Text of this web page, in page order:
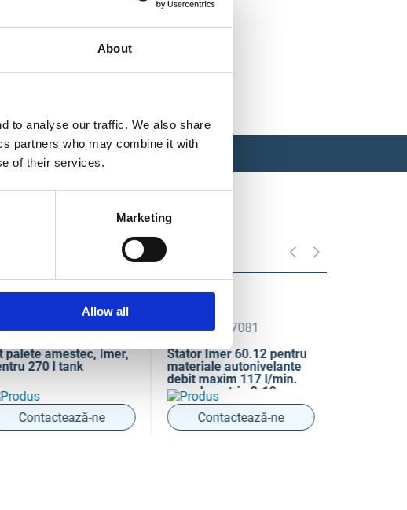
About
to analyse our traffic. We also share
partners who may combine it with
of their services.
Marketing
Allow all
IM1107062
palete amestec, Imer,
270 l tank
Contactează-ne
COD IM1107081
Stator Imer 60.12 pentru
materiale autonivelante
debit maxim 117 l/min.
granulometrie 8-10 mm
presiune maxima 20bar
Contactează-ne